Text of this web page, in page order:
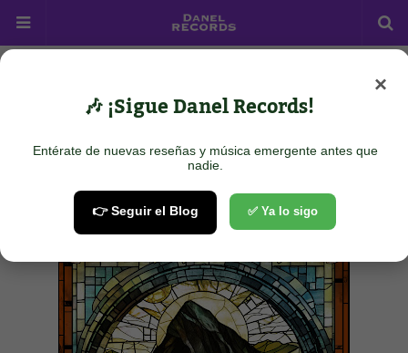
Ronan Furlong - Living In The
Underground
×
🎶 ¡Sigue Danel Records!
Entérate de nuevas reseñas y música emergente antes que
nadie.
👉 Seguir el Blog ✅ Ya lo sigo